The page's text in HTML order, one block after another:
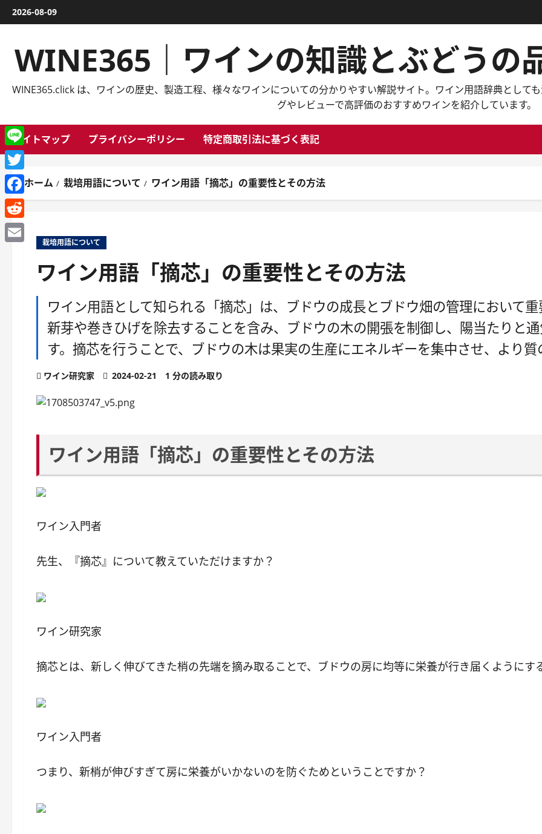
容
2026-08-09
WINE365｜ワインの知識とぶどうの
WINE365.click は、ワインの歴史、製造工程、様々なワインについての分かりやすい解説サイト。ワイン用語辞典として
グやレビューで高評価のおすすめワインを紹介しています。
サイトマップ プライバシーポリシー 特定商取引法に基づく表記
ホーム 栽培用語について ワイン用語「摘芯」の重要性とその方法
栽培用語について
ワイン用語「摘芯」の重要性とその方法
ワイン用語として知られる「摘芯」は、ブドウの成長とブドウ畑の管理において
新芽や巻きひげを除去することを含み、ブドウの木の開張を制御し、陽当たりと
す。摘芯を行うことで、ブドウの木は果実の生産にエネルギーを集中させ、より質
ワイン研究家 2024-02-21 1 分の読み取り
ワイン用語「摘芯」の重要性とその方法
ワイン入門者
先生、『摘芯』について教えていただけますか？
ワイン研究家
摘芯とは、新しく伸びてきた梢の先端を摘み取ることで、ブドウの房に均等に栄養が行き届くようにす
ワイン入門者
つまり、新梢が伸びすぎて房に栄養がいかないのを防ぐためということですか？
Line
Twitter
Facebook
Reddit